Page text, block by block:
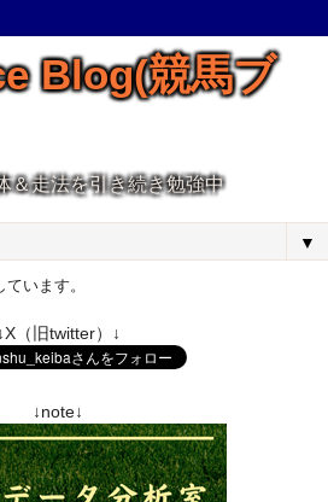
Blog(競馬ブ
＆走法を引き続き勉強中
▼
います。
↓X（旧twitter）↓
↓note↓